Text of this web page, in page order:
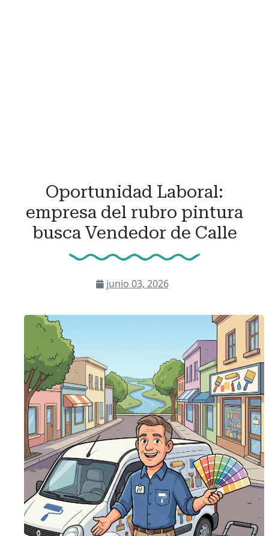
Oportunidad Laboral:
empresa del rubro pintura
busca Vendedor de Calle
junio 03, 2026